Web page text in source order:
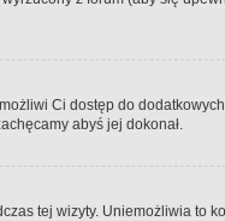
Ci dostęp do
abyś jej dokonał.
tej wizyty. Uniemożliwia to